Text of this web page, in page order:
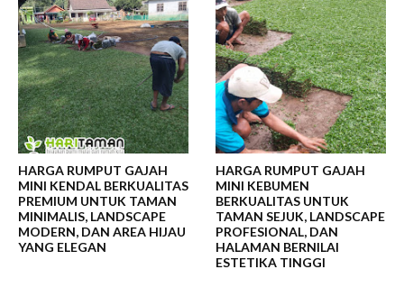
HARGA RUMPUT GAJAH
MINI KENDAL BERKUALITAS
PREMIUM UNTUK TAMAN
MINIMALIS, LANDSCAPE
MODERN, DAN AREA HIJAU
YANG ELEGAN
HARGA RUMPUT GAJAH
MINI KEBUMEN
BERKUALITAS UNTUK
TAMAN SEJUK, LANDSCAPE
PROFESIONAL, DAN
HALAMAN BERNILAI
ESTETIKA TINGGI